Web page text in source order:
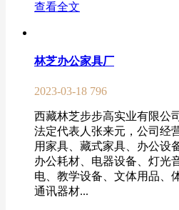
查看全文
林芝办公家具厂
2023-03-18 796
西藏林芝步步高实业有限公
法定代表人张来元，公司经
用家具、藏式家具、办公设
办公耗材、电器设备、灯光
电、教学设备、文体用品、
通讯器材...